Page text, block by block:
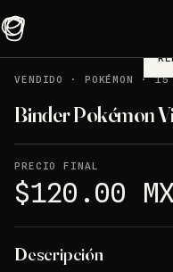
VENDIDO
· POKÉMON ·15
Binder Pokémon
PRECIO FINAL
$120.00
Descripción